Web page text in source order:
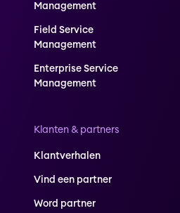
Management
Field Service
Management
Enterprise Service
Management
Klanten & partners
Klantverhalen
Vind een partner
Word partner